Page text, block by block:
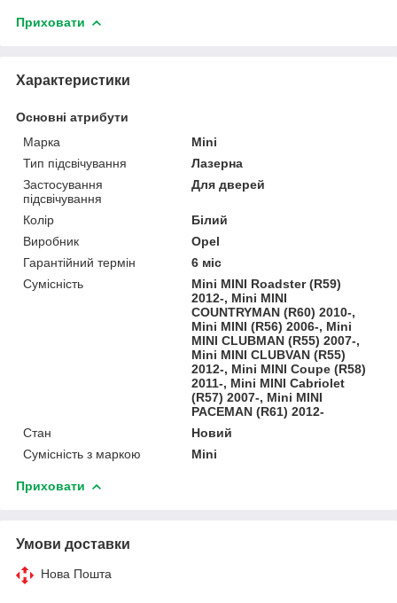
Приховати
Характеристики
Основні атрибути
Марка
Mini
Тип підсвічування
Лазерна
Застосування
підсвічування
Для дверей
Колір
Білий
Виробник
Opel
Гарантійний термін
6 міс
Сумісність
Mini MINI Roadster (R59)
2012-, Mini MINI
COUNTRYMAN (R60) 2010-,
Mini MINI (R56) 2006-, Mini
MINI CLUBMAN (R55) 2007-,
Mini MINI CLUBVAN (R55)
2012-, Mini MINI Coupe (R58)
2011-, Mini MINI Cabriolet
(R57) 2007-, Mini MINI
PACEMAN (R61) 2012-
Стан
Новий
Сумісність з маркою
Mini
Приховати
Умови доставки
Нова Пошта